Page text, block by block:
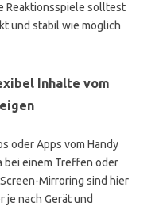
Reaktionsspiele solltest
und stabil wie möglich
Inhalte vom
oder Apps vom Handy
bei einem Treffen oder
Mirroring sind hier
je nach Gerät und